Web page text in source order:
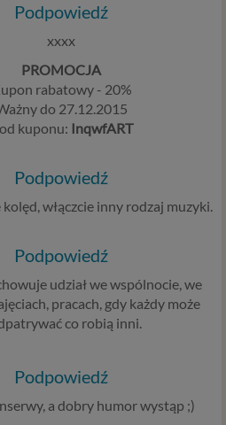
Podpowiedź
xxxx
PROMOCJA
rabatowy - 20%
do 27.12.2015
kuponu: InqwfART
Podpowiedź
kolęd, włączcie inny rodzaj muzyki.
Podpowiedź
udział we wspólnocie, we
pracach, gdy każdy może
co robią inni.
Podpowiedź
a dobry humor wystąp ;)